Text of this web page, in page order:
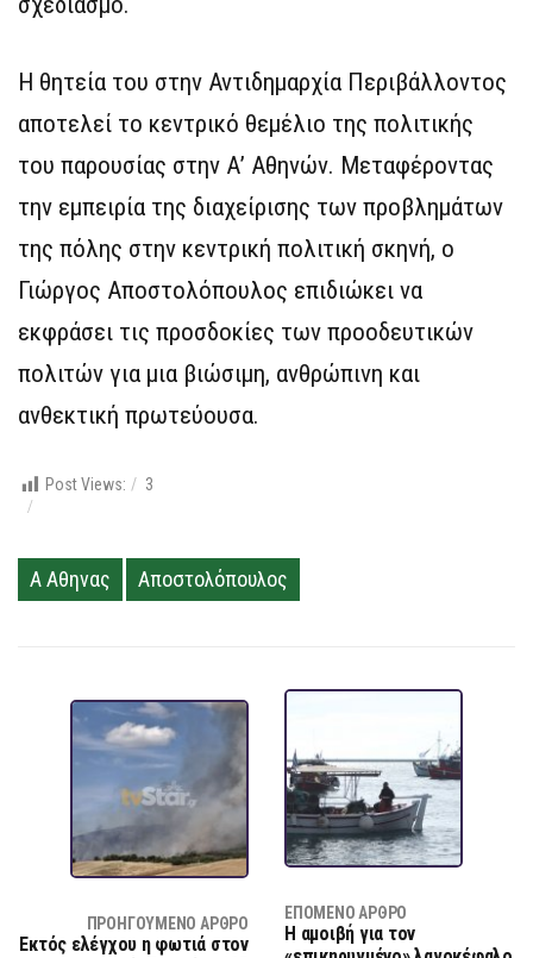
Η θητεία του στην Αντιδημαρχία Περιβάλλοντος
αποτελεί το κεντρικό θεμέλιο της πολιτικής
του παρουσίας στην Α’ Αθηνών. Μεταφέροντας
την εμπειρία της διαχείρισης των προβλημάτων
της πόλης στην κεντρική πολιτική σκηνή, ο
Γιώργος Αποστολόπουλος επιδιώκει να
εκφράσει τις προσδοκίες των προοδευτικών
πολιτών για μια βιώσιμη, ανθρώπινη και
ανθεκτική πρωτεύουσα.
Post Views: 3
Α Αθηνας Αποστολόπουλος
ΠΡΟΗΓΟΎΜΕΝΟ ΆΡΘΡΟ
Εκτός ελέγχου η φωτιά στον
ΕΠΌΜΕΝΟ ΆΡΘΡΟ
Η αμοιβή για τον